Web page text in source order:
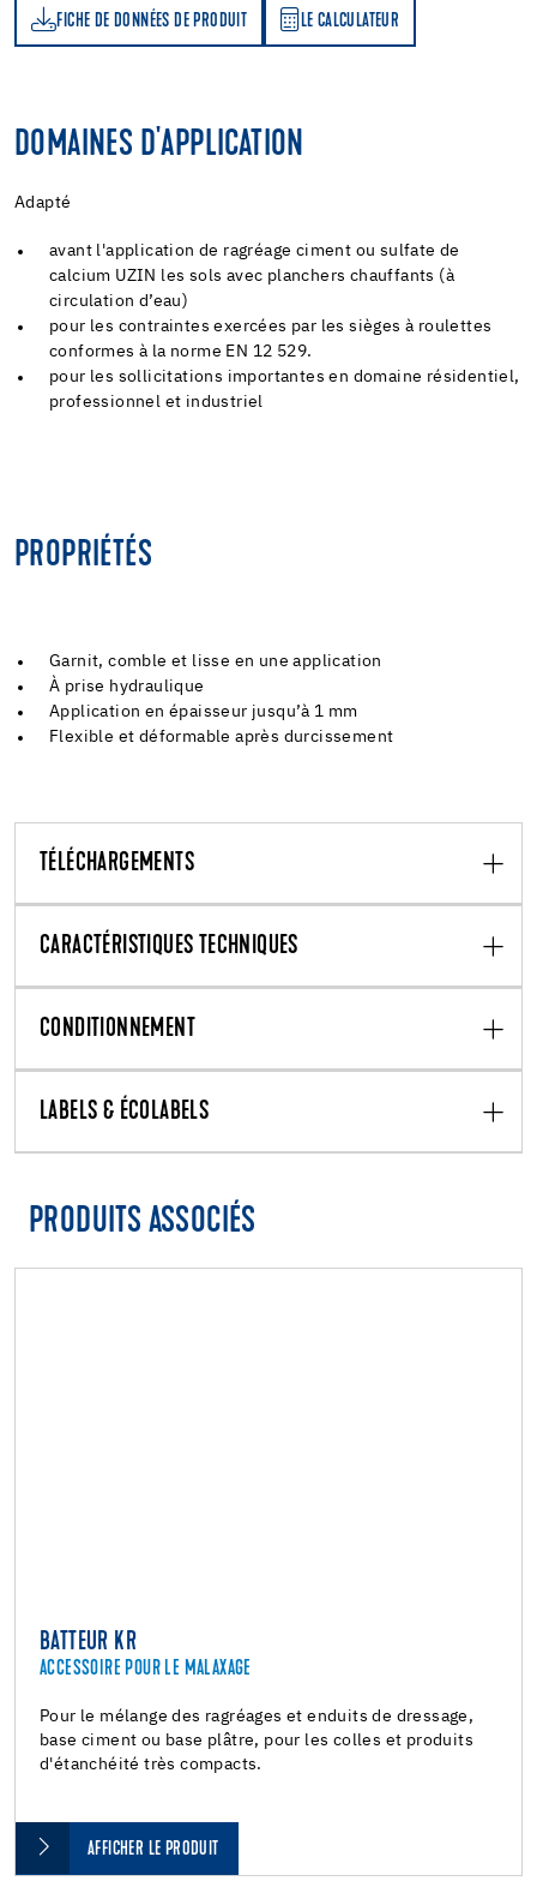
FICHE DE DONNÉES DE PRODUIT LE CALCULATEUR
LE CALCULATEUR
DOMAINES D'APPLICATION
Adapté
avant l'application de ragréage ciment ou sulfate de
calcium UZIN les sols avec planchers chauffants (à
circulation d’eau)
pour les contraintes exercées par les sièges à roulettes
conformes à la norme EN 12 529.
pour les sollicitations importantes en domaine résidentiel,
professionnel et industriel
PROPRIÉTÉS
Garnit, comble et lisse en une application
À prise hydraulique
Application en épaisseur jusqu’à 1 mm
Flexible et déformable après durcissement
TÉLÉCHARGEMENTS
CARACTÉRISTIQUES TECHNIQUES
CONDITIONNEMENT
LABELS & ÉCOLABELS
PRODUITS ASSOCIÉS
BATTEUR KR
ACCESSOIRE POUR LE MALAXAGE
Pour le mélange des ragréages et enduits de dressage,
base ciment ou base plâtre, pour les colles et produits
d'étanchéité très compacts.
AFFICHER LE PRODUIT